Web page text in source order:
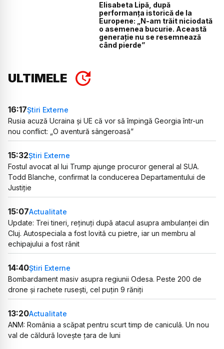
Elisabeta Lipă, după
performanța istorică de la
Europene: „N-am trăit niciodată
o asemenea bucurie. Această
generație nu se resemnează
când pierde”
ULTIMELE
16:17Știri Externe
Rusia acuză Ucraina și UE că vor să împingă Georgia într-un
nou conflict: „O aventură sângeroasă”
15:32Știri Externe
Fostul avocat al lui Trump ajunge procuror general al SUA.
Todd Blanche, confirmat la conducerea Departamentului de
Justiție
15:07Actualitate
Update: Trei tineri, reținuți după atacul asupra ambulanței din
Cluj. Autospeciala a fost lovită cu pietre, iar un membru al
echipajului a fost rănit
14:40Știri Externe
Bombardament masiv asupra regiunii Odesa. Peste 200 de
drone și rachete rusești, cel puțin 9 răniți
13:20Actualitate
ANM: România a scăpat pentru scurt timp de caniculă. Un nou
val de căldură lovește țara de luni